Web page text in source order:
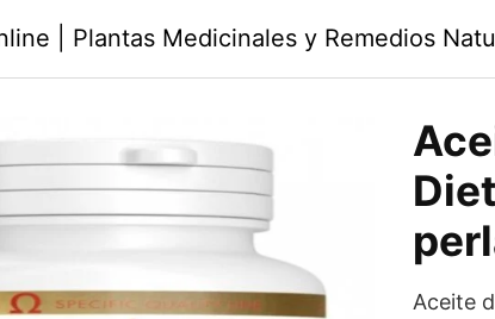
| Plantas Medicinales y Remedios
Aceite